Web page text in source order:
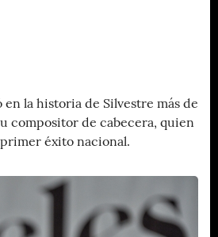
en la historia de Silvestre más de
compositor de cabecera, quien
éxito nacional.